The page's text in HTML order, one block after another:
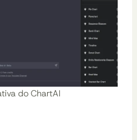
do ChartAI